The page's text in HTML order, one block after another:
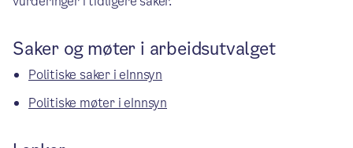
Saker og møter i arbeidsutvalget
Politiske saker i eInnsyn
Politiske møter i eInnsyn